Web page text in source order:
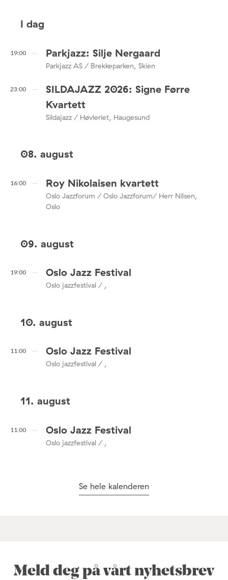
I dag
19:00 Parkjazz: Silje Nergaard
Parkjazz AS / Brekkeparken, Skien
23:00
SILDAJAZZ 2026: Signe Førre
Kvartett
Sildajazz / Høvleriet, Haugesund
08. august
16:00 Roy Nikolaisen kvartett
Oslo Jazzforum / Oslo Jazzforum/ Herr Nilsen,
Oslo
09. august
19:00 Oslo Jazz Festival
Oslo jazzfestival / ,
10. august
11:00 Oslo Jazz Festival
Oslo jazzfestival / ,
11. august
11:00 Oslo Jazz Festival
Oslo jazzfestival / ,
Se hele kalenderen
Meld deg på vårt nyhetsbrev